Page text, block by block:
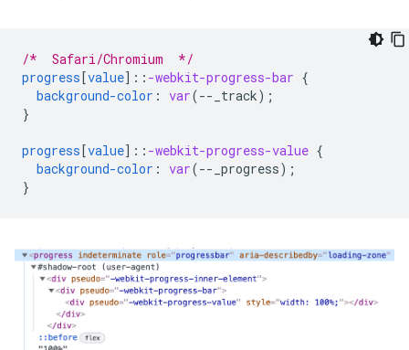
/*  Safari/Chromium  */
progress[value] :: -webkit-progress-bar {
background-color : var(-- _track);
}
progress[value] :: -webkit-progress-value {
background-color : var(-- _progress);
}